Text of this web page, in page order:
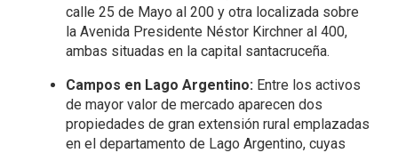
calle 25 de Mayo al 200 y otra localizada sobre
la Avenida Presidente Néstor Kirchner al 400,
ambas situadas en la capital santacruceña.
Campos en Lago Argentino: Entre los activos
de mayor valor de mercado aparecen dos
propiedades de gran extensión rural emplazadas
en el departamento de Lago Argentino, cuyas